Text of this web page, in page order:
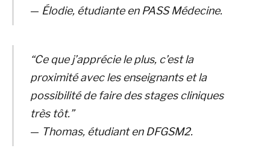
— Élodie, étudiante en PASS Médecine.
“Ce que j’apprécie le plus, c’est la
proximité avec les enseignants et la
possibilité de faire des stages cliniques
très tôt.”
— Thomas, étudiant en DFGSM2.